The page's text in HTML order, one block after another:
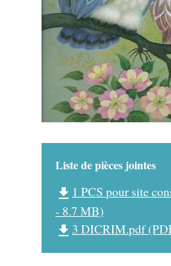
Liste de pièces jointes
file_download 1 PCS pour site
- 8.7 MB)
file_download 3 DICRIM.pdf